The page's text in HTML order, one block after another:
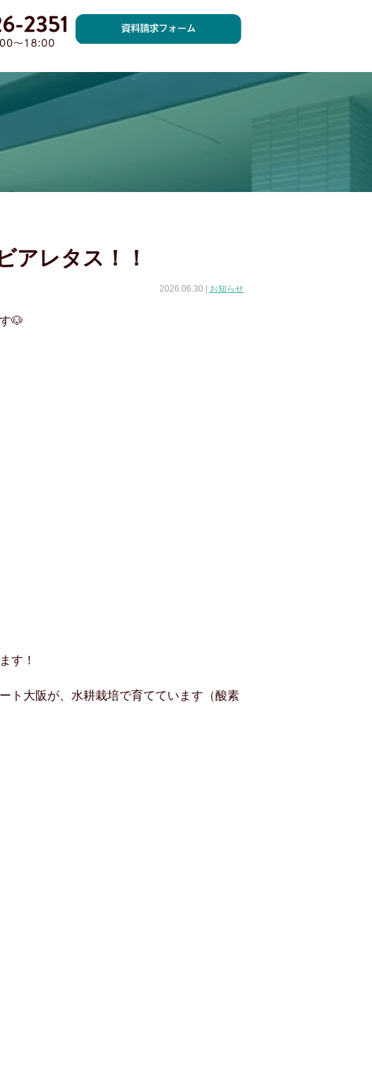
アレタス！！
2026.06.30 | お知らせ
🐶
す！
ト大阪が、水耕栽培で育てています（酸素